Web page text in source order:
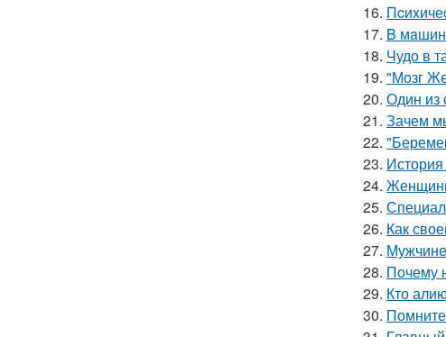
16.
17. B
18. Чудо в
19. "Мозг
20. Один из
21. Зачем
22.
23.
24.
25.
26. Как
27.
28. Почему
29. Кто
30.